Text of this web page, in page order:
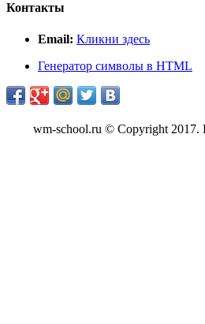
Контакты
Email: Кликни здесь
Генератор символы в HTML
wm-school.ru © Copyright